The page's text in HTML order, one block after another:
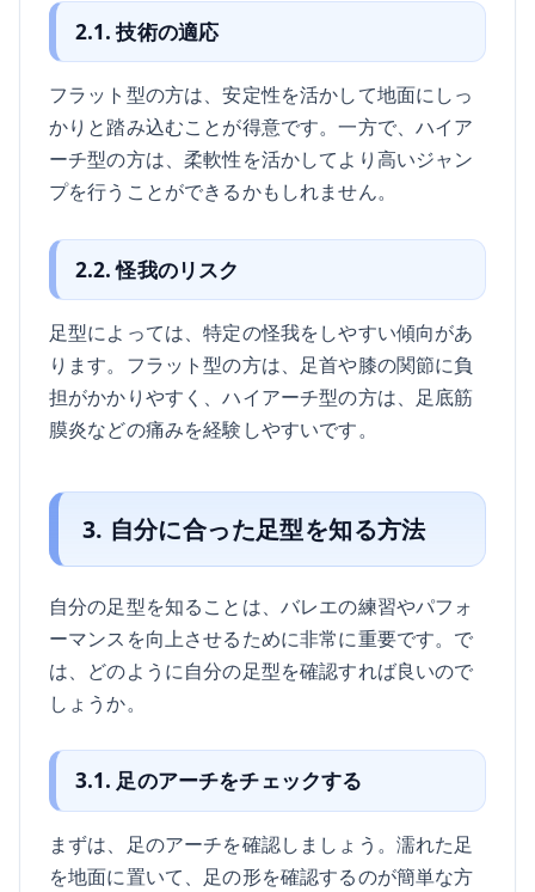
2.1. 技術の適応
フラット型の方は、安定性を活かして地面にしっ
かりと踏み込むことが得意です。一方で、ハイア
ーチ型の方は、柔軟性を活かしてより高いジャン
プを行うことができるかもしれません。
2.2. 怪我のリスク
足型によっては、特定の怪我をしやすい傾向があ
ります。フラット型の方は、足首や膝の関節に負
担がかかりやすく、ハイアーチ型の方は、足底筋
膜炎などの痛みを経験しやすいです。
3. 自分に合った足型を知る方法
自分の足型を知ることは、バレエの練習やパフォ
ーマンスを向上させるために非常に重要です。で
は、どのように自分の足型を確認すれば良いので
しょうか。
3.1. 足のアーチをチェックする
まずは、足のアーチを確認しましょう。濡れた足
を地面に置いて、足の形を確認するのが簡単な方